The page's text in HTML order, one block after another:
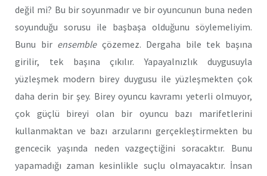
değil mi? Bu bir soyunmadır ve bir oyuncunun buna neden
soyunduğu sorusu ile başbaşa olduğunu söylemeliyim.
Bunu bir ensembleçözemez. Dergaha bile tek başına
girilir, tek başına çıkılır. Yapayalnızlık duygusuyla
yüzleşmek modern birey duygusu ile yüzleşmekten çok
daha derin bir şey. Birey oyuncu kavramı yeterli olmuyor,
çok güçlü bireyi olan bir oyuncu bazı marifetlerini
kullanmaktan ve bazı arzularını gerçekleştirmekten bu
gencecik yaşında neden vazgeçtiğini soracaktır. Bunu
yapamadığı zaman kesinlikle suçlu olmayacaktır. İnsan